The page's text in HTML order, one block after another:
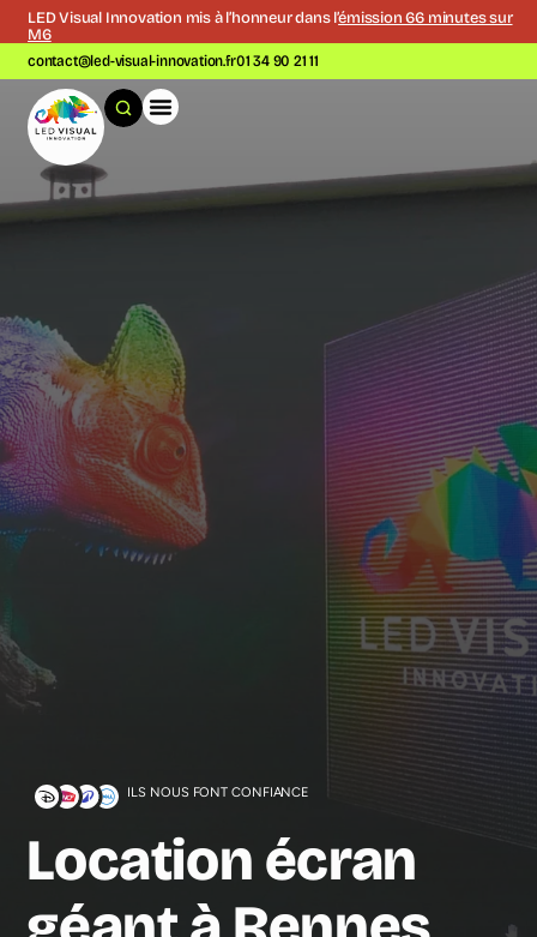
LED Visual Innovation mis à l’honneur dans l’émission 66 minutes sur
M6
contact@led-visual-innovation.fr01 34 90 21 11
ILS NOUS FONT CONFIANCE
Location écran